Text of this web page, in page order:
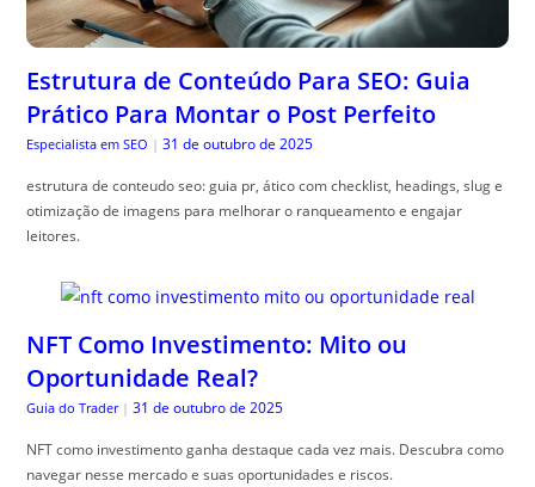
Estrutura de Conteúdo Para SEO: Guia
Prático Para Montar o Post Perfeito
Especialista em SEO | 31 de outubro de 2025
estrutura de conteudo seo: guia pr, ático com checklist, headings, slug e
otimização de imagens para melhorar o ranqueamento e engajar
leitores.
NFT Como Investimento: Mito ou
Oportunidade Real?
Guia do Trader | 31 de outubro de 2025
NFT como investimento ganha destaque cada vez mais. Descubra como
navegar nesse mercado e suas oportunidades e riscos.